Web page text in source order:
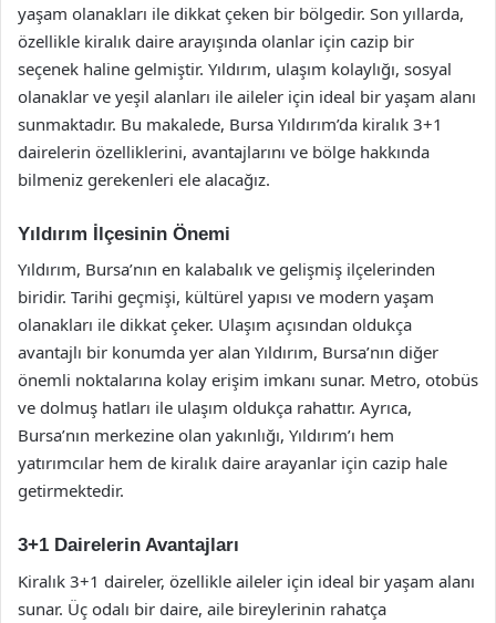
yaşam olanakları ile dikkat çeken bir bölgedir. Son yıllarda,
özellikle kiralık daire arayışında olanlar için cazip bir
seçenek haline gelmiştir. Yıldırım, ulaşım kolaylığı, sosyal
olanaklar ve yeşil alanları ile aileler için ideal bir yaşam alanı
sunmaktadır. Bu makalede, Bursa Yıldırım’da kiralık 3+1
dairelerin özelliklerini, avantajlarını ve bölge hakkında
bilmeniz gerekenleri ele alacağız.
Yıldırım İlçesinin Önemi
Yıldırım, Bursa’nın en kalabalık ve gelişmiş ilçelerinden
biridir. Tarihi geçmişi, kültürel yapısı ve modern yaşam
olanakları ile dikkat çeker. Ulaşım açısından oldukça
avantajlı bir konumda yer alan Yıldırım, Bursa’nın diğer
önemli noktalarına kolay erişim imkanı sunar. Metro, otobüs
ve dolmuş hatları ile ulaşım oldukça rahattır. Ayrıca,
Bursa’nın merkezine olan yakınlığı, Yıldırım’ı hem
yatırımcılar hem de kiralık daire arayanlar için cazip hale
getirmektedir.
3+1 Dairelerin Avantajları
Kiralık 3+1 daireler, özellikle aileler için ideal bir yaşam alanı
sunar. Üç odalı bir daire, aile bireylerinin rahatça